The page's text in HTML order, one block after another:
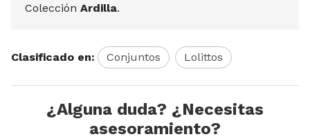
Colección Ardilla.
Clasificado en: Conjuntos Lolittos
¿Alguna duda? ¿Necesitas
asesoramiento?